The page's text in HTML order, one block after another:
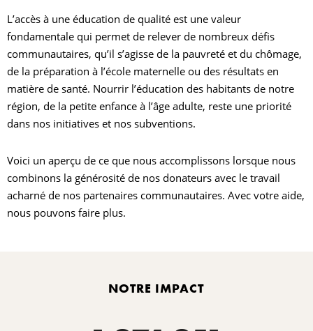
L’accès à une éducation de qualité est une valeur
fondamentale qui permet de relever de nombreux défis
communautaires, qu’il s’agisse de la pauvreté et du chômage,
de la préparation à l’école maternelle ou des résultats en
matière de santé. Nourrir l’éducation des habitants de notre
région, de la petite enfance à l’âge adulte, reste une priorité
dans nos initiatives et nos subventions.
Voici un aperçu de ce que nous accomplissons lorsque nous
combinons la générosité de nos donateurs avec le travail
acharné de nos partenaires communautaires. Avec votre aide,
nous pouvons faire plus.
NOTRE IMPACT